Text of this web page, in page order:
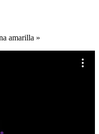
amarilla »